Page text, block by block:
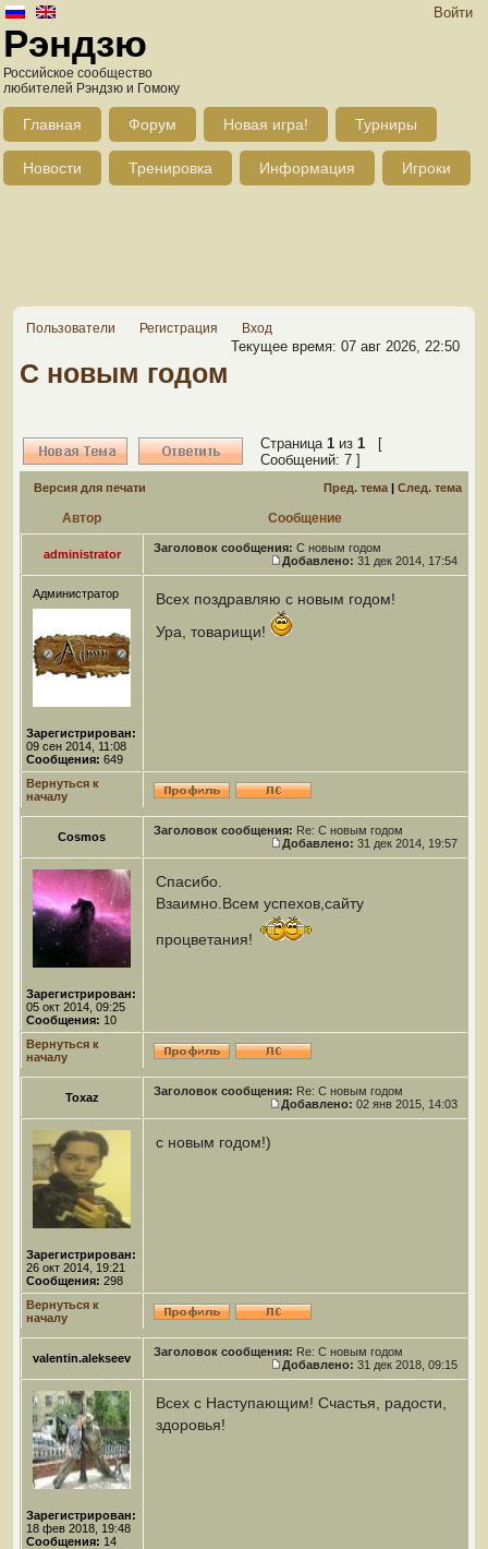
Войти
Рэндзю
Российское сообщество
любителей Рэндзю и Гомоку
Главная Форум Новая игра! Турниры
Новости Тренировка Информация Игроки
Пользователи Регистрация Вход
Текущее время: 07 авг 2026, 22:50
С новым годом
Страница 1 из 1 [
Сообщений: 7 ]
Версия для печати Пред. тема | След. тема
Автор Сообщение
administrator Заголовок сообщения: С новым годом
Добавлено: 31 дек 2014, 17:54
Администратор
Зарегистрирован:
09 сен 2014, 11:08
Сообщения: 649
Всех поздравляю с новым годом!
Ура, товарищи!
Вернуться к
началу
Cosmos Заголовок сообщения: Re: С новым годом
Добавлено: 31 дек 2014, 19:57
Зарегистрирован:
05 окт 2014, 09:25
Сообщения: 10
Спасибо.
Взаимно.Всем успехов,сайту
процветания!
Вернуться к
началу
Toxaz Заголовок сообщения: Re: С новым годом
Добавлено: 02 янв 2015, 14:03
Зарегистрирован:
26 окт 2014, 19:21
Сообщения: 298
с новым годом!)
Вернуться к
началу
valentin.alekseev Заголовок сообщения: Re: С новым годом
Добавлено: 31 дек 2018, 09:15
Зарегистрирован:
18 фев 2018, 19:48
Сообщения: 14
Всех с Наступающим! Счастья, радости,
здоровья!